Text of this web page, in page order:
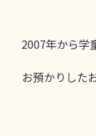
2007年から学
お預かりした